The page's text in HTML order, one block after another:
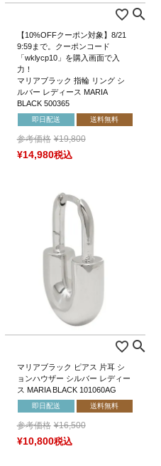
【10%OFFクーポン対象】8/21
9:59まで。クーポンコード
「wklycp10」を購入画面で入
力！
マリアブラック 指輪 リング シ
ルバー レディース MARIA
BLACK 500365
即日配送 送料無料
参考価格 ¥19,800
¥14,980税込
マリアブラック ピアス 片耳 シ
ョンハウザー シルバー レディー
ス MARIA BLACK 101060AG
即日配送 送料無料
参考価格 ¥16,500
¥10,800税込